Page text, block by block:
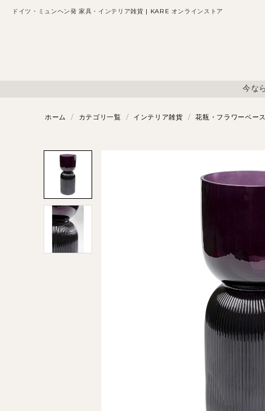
ドイツ・ミュンヘン発 家具・インテリア雑貨 | KARE オンラインストア
今な
ホーム / カテゴリ一覧 / インテリア雑貨 / 花瓶・フラワーベース